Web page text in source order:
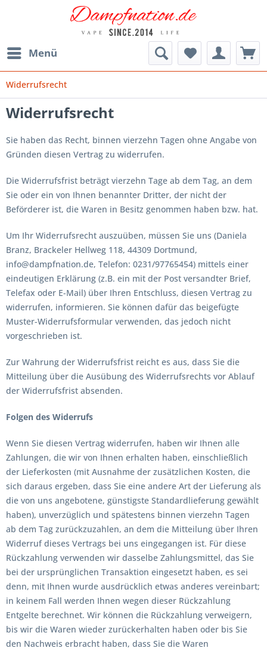
Menü
Widerrufsrecht
Widerrufsrecht
Sie haben das Recht, binnen vierzehn Tagen ohne Angabe von
Gründen diesen Vertrag zu widerrufen.
Die Widerrufsfrist beträgt vierzehn Tage ab dem Tag, an dem
Sie oder ein von Ihnen benannter Dritter, der nicht der
Beförderer ist, die Waren in Besitz genommen haben bzw. hat.
Um Ihr Widerrufsrecht auszuüben, müssen Sie uns (Daniela
Branz, Brackeler Hellweg 118, 44309 Dortmund,
info@dampfnation.de, Telefon: 0231/97765454) mittels einer
eindeutigen Erklärung (z.B. ein mit der Post versandter Brief,
Telefax oder E-Mail) über Ihren Entschluss, diesen Vertrag zu
widerrufen, informieren. Sie können dafür das beigefügte
Muster-Widerrufsformular verwenden, das jedoch nicht
vorgeschrieben ist.
Zur Wahrung der Widerrufsfrist reicht es aus, dass Sie die
Mitteilung über die Ausübung des Widerrufsrechts vor Ablauf
der Widerrufsfrist absenden.
Folgen des Widerrufs
Wenn Sie diesen Vertrag widerrufen, haben wir Ihnen alle
Zahlungen, die wir von Ihnen erhalten haben, einschließlich
der Lieferkosten (mit Ausnahme der zusätzlichen Kosten, die
sich daraus ergeben, dass Sie eine andere Art der Lieferung als
die von uns angebotene, günstigste Standardlieferung gewählt
haben), unverzüglich und spätestens binnen vierzehn Tagen
ab dem Tag zurückzuzahlen, an dem die Mitteilung über Ihren
Widerruf dieses Vertrags bei uns eingegangen ist. Für diese
Rückzahlung verwenden wir dasselbe Zahlungsmittel, das Sie
bei der ursprünglichen Transaktion eingesetzt haben, es sei
denn, mit Ihnen wurde ausdrücklich etwas anderes vereinbart;
in keinem Fall werden Ihnen wegen dieser Rückzahlung
Entgelte berechnet. Wir können die Rückzahlung verweigern,
bis wir die Waren wieder zurückerhalten haben oder bis Sie
den Nachweis erbracht haben, dass Sie die Waren